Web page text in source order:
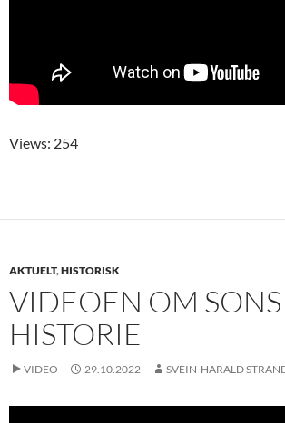
Views: 254
AKTUELT,HISTORISK
VIDEOEN OM SONS
HISTORIE
VIDEO 29.10.2022 SVEIN-HARALD